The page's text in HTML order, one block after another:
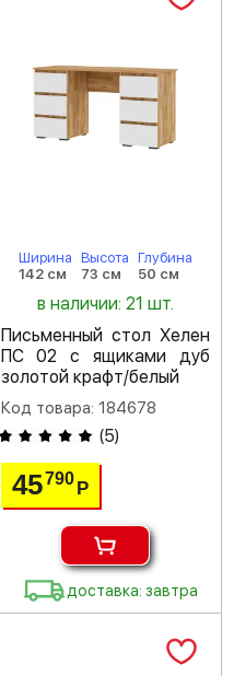
Ширина
142 см
Высота
73 см
Глубина
50 см
в наличии: 21 шт.
Письменный стол Хелен
ПС 02 с ящиками дуб
золотой крафт/белый
Код товара: 184678
(5)
45790 Р
доставка: завтра